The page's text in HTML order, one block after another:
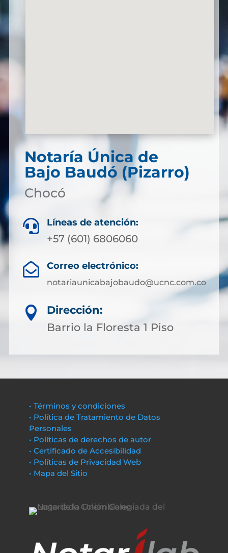
Notaría Única de
Bajo Baudó (Pizarro)
Chocó
 Líneas de atención:
+57 (601) 6806060
 Correo electrónico:
notariaunicabajobaudo@ucnc.com.co

Dirección:
Barrio la Floresta 1 Piso
• Términos y condiciones
• Política de Tratamiento de Datos
Personales
• Políticas de derechos de autor
• Certificado de Accesibilidad
• Políticas de Privacidad Web
• Mapa del Sitio